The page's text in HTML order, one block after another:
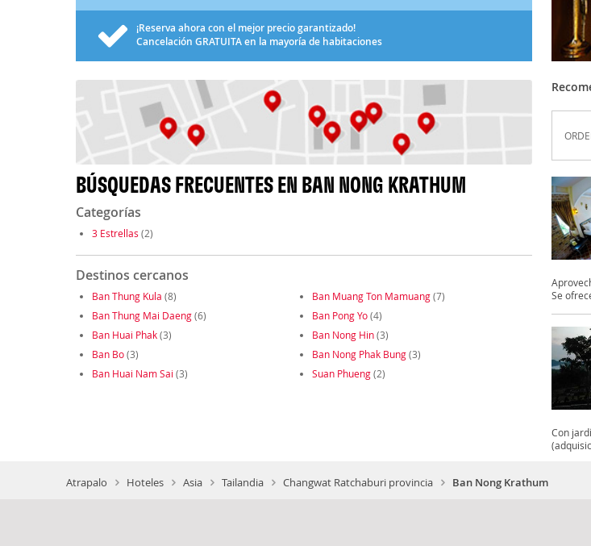
¡Reserva ahora con el mejor precio garantizado!
Cancelación GRATUITAen la mayoría de habitaciones
BÚSQUEDAS FRECUENTES EN BAN NONG KRATHUM
Categorías
3 Estrellas (2)
Destinos cercanos
Ban Thung Kula (8) Ban Muang Ton Mamuang(7)
Ban Thung Mai Daeng(6) Ban Pong Yo(4)
Ban Huai Phak(3) Ban Nong Hin(3)
Ban Bo(3) Ban Nong Phak Bung(3)
Ban Huai Nam Sai (3) Suan Phueng(2)
Se
Con
Atrapalo Hoteles Asia Tailandia Changwat Ratchaburi provincia Ban Nong Krathum